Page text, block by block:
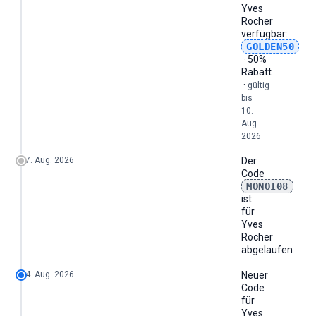
Yves
Rocher
verfügbar:
GOLDEN50
· 50%
Rabatt
· gültig
bis
10.
Aug.
2026
7. Aug. 2026
Der
Code
MONOI08
ist
für
Yves
Rocher
abgelaufen
4. Aug. 2026
Neuer
Code
für
Yves